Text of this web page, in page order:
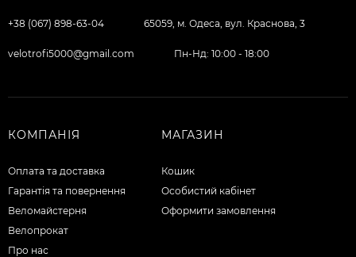
+38 (067) 898-63-04 65059, м. Одеса, вул. Краснова, 3
velotrofi5000@gmail.com Пн-Нд: 10:00 - 18:00
КОМПАНІЯ
Оплата та доставка
Гарантія та повернення
Веломайстерня
Велопрокат
Про нас
МАГАЗИН
Кошик
Особистий кабінет
Оформити замовлення